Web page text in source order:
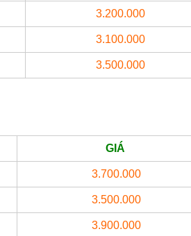
3.200.000
3.100.000
3.500.000
GIÁ
3.700.000
3.500.000
3.900.000